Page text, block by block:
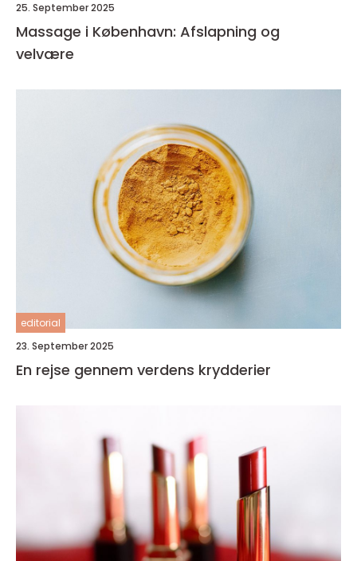
25. September 2025
Massage i København: Afslapning og
velvære
editorial
23. September 2025
En rejse gennem verdens krydderier